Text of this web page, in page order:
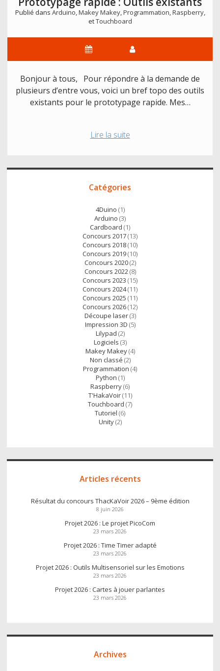
le
Lexicalud
Publié dans Arduino,Makey Makey,Programmation,Raspberry,
etTouchboard
Bonjour à tous, Pour répondre à la demande de
plusieurs d’entre vous, voici un bref topo des outils
existants pour le prototypage rapide. Mes…
Lire la suitePrototypage
Outils
Accès
Catégories
4Duino (1)
Arduino (3)
Cardboard (1)
Concours 2017(13)
Concours 2018(10)
Concours 2019(10)
Concours 2020(2)
Concours 2022(8)
Concours 2023 (15)
Concours 2024(11)
Concours 2025 (11)
Concours 2026(12)
Découpe laser(3)
Impression 3D (5)
Lilypad (2)
Logiciels (3)
Makey Makey(4)
Non classé (2)
Programmation (4)
Python (1)
Raspberry(6)
T'HakaVoir(11)
Touchboard (7)
Tutoriel (6)
Unity(2)
Articles récents
Résultat du concours ThacKaVoir 2026 – 9ème édition
8 juin 2026
Projet 2026 : Le projet PicoCom
23 mars 2026
Projet 2026 : Time Timer adapté
23 mars 2026
Projet 2026 : Outils Multisensoriel sur les Emotions
23 mars 2026
Projet 2026 : Cartes à jouer parlantes
23 mars 2026
Archives